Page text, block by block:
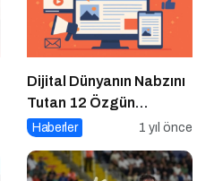
Dijital Dünyanın Nabzını
Tutan 12 Özgün
Platform
Haberler 1 yıl önce